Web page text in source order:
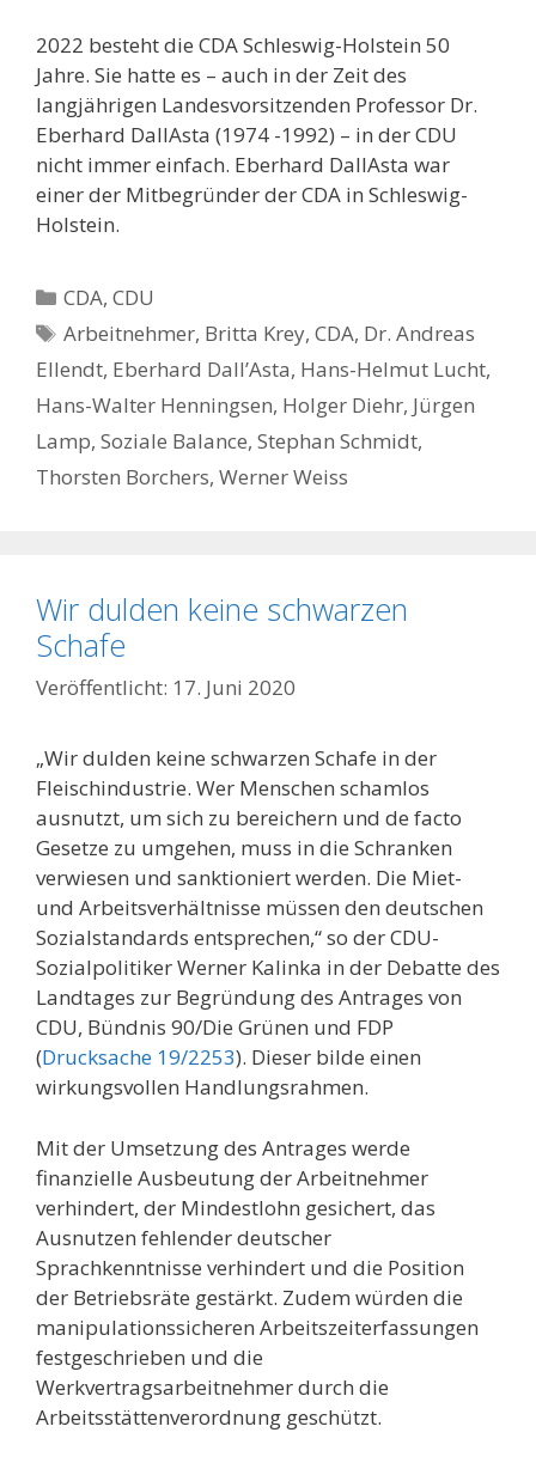
2022 besteht die CDA Schleswig-Holstein 50
Jahre. Sie hatte es – auch in der Zeit des
langjährigen Landesvorsitzenden Professor Dr.
Eberhard DallAsta (1974 -1992) – in der CDU
nicht immer einfach. Eberhard DallAsta war
einer der Mitbegründer der CDA in Schleswig-
Holstein.
Kategorien
CDA,CDU
Schlagwörter
Arbeitnehmer, Britta Krey,CDA, Dr. Andreas
Ellendt, Eberhard Dall’Asta, Hans-Helmut Lucht,
Hans-Walter Henningsen, Holger Diehr, Jürgen
Lamp, Soziale Balance, Stephan Schmidt,
Thorsten Borchers, Werner Weiss
Wir dulden keine schwarzen
Schafe
17. Juni 2020
„Wir dulden keine schwarzen Schafe in der
Fleischindustrie. Wer Menschen schamlos
ausnutzt, um sich zu bereichern und de facto
Gesetze zu umgehen, muss in die Schranken
verwiesen und sanktioniert werden. Die Miet-
und Arbeitsverhältnisse müssen den deutschen
Sozialstandards entsprechen,“ so der CDU-
Sozialpolitiker Werner Kalinka in der Debatte des
Landtages zur Begründung des Antrages von
CDU, Bündnis 90/Die Grünen und FDP
(Drucksache 19/2253). Dieser bilde einen
wirkungsvollen Handlungsrahmen.
Mit der Umsetzung des Antrages werde
finanzielle Ausbeutung der Arbeitnehmer
verhindert, der Mindestlohn gesichert, das
Ausnutzen fehlender deutscher
Sprachkenntnisse verhindert und die Position
der Betriebsräte gestärkt. Zudem würden die
manipulationssicheren Arbeitszeiterfassungen
festgeschrieben und die
Werkvertragsarbeitnehmer durch die
Arbeitsstättenverordnung geschützt.